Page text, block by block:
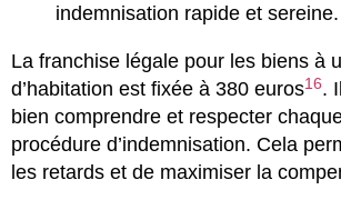
indemnisation rapide et sereine.
La franchise légale pour les biens à
d’habitation est fixée à 380 euros16.
bien comprendre et respecter
procédure d’indemnisation. Cela
les retards et de maximiser la